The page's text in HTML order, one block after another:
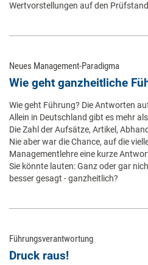
Wertvorstellungen auf den
Neues Management-Paradigma
Wie geht ganzheitliche
Wie geht Führung? Die Antworten
Allein in Deutschland gibt es mehr
Die Zahl der Aufsätze, Artikel,
Nie aber war die Chance, auf die
Managementlehre eine kurze
Sie könnte lauten: Ganz oder gar
besser gesagt - ganzheitlich?
Führungsverantwortung
Druck raus!